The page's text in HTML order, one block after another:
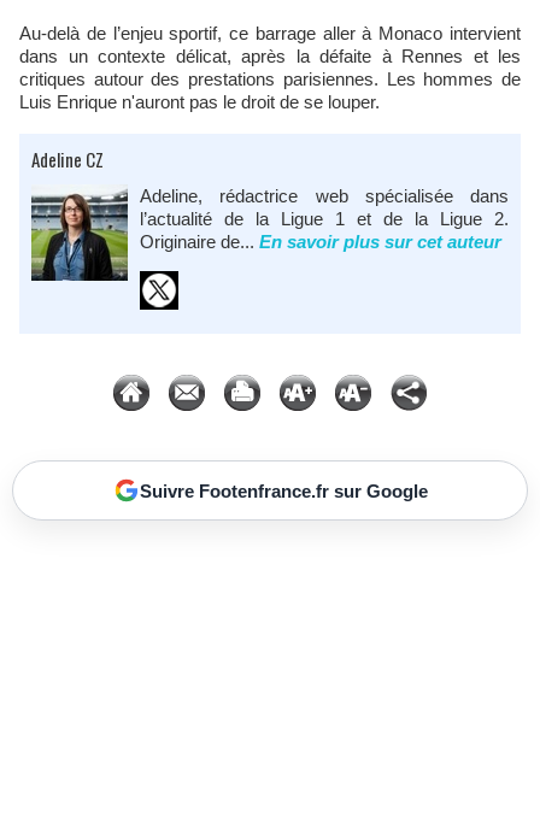
Au-delà de l’enjeu sportif, ce barrage aller à Monaco intervient
dans un contexte délicat, après la défaite à Rennes et les
critiques autour des prestations parisiennes. Les hommes de
Luis Enrique n'auront pas le droit de se louper.
Adeline CZ
Adeline, rédactrice web spécialisée dans
l’actualité de la Ligue 1 et de la Ligue 2.
Originaire de... En savoir plus sur cet auteur
Suivre Footenfrance.fr sur Google